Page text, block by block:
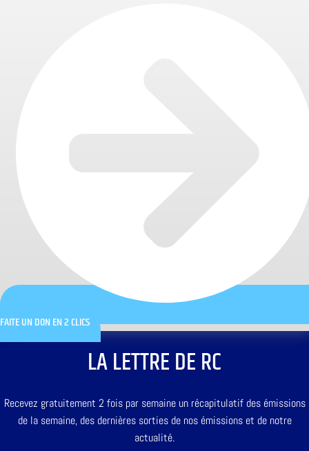
FAITE UN DON EN 2 CLICS
LA LETTRE DE RC
Recevez gratuitement 2 fois par semaine un récapitulatif des émissions
de la semaine, des dernières sorties de nos émissions et de notre
actualité.